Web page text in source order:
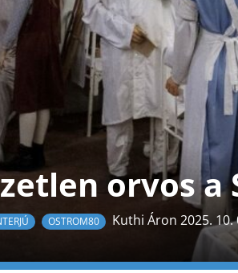
orvos
OSTROM80 Kuthi Áron 2025. 10.